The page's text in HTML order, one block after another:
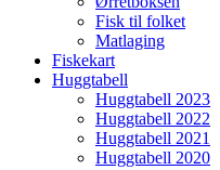
Fisk til folket
Matlaging
Fiskekart
Huggtabell
Huggtabell 2023
Huggtabell 2022
Huggtabell 2021
Huggtabell 2020